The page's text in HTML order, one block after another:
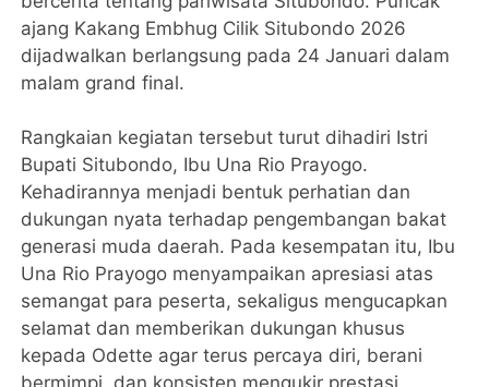
ajang Kakang Embhug Cilik Situbondo 2026
dijadwalkan berlangsung pada 24 Januari dalam
malam grand final.
Rangkaian kegiatan tersebut turut dihadiri Istri
Bupati Situbondo, Ibu Una Rio Prayogo.
Kehadirannya menjadi bentuk perhatian dan
dukungan nyata terhadap pengembangan bakat
generasi muda daerah. Pada kesempatan itu, Ibu
Una Rio Prayogo menyampaikan apresiasi atas
semangat para peserta, sekaligus mengucapkan
selamat dan memberikan dukungan khusus
kepada Odette agar terus percaya diri, berani
bermimpi, dan konsisten mengukir prestasi.